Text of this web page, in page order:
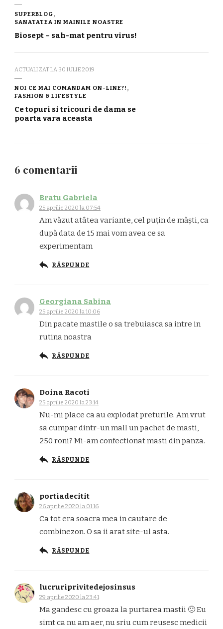
SUPERBLOG
SANATATEA IN MAINILE NOASTRE
Biosept – sah-mat pentru virus!
ACTUALIZAT LA 30 IULIE 2019
NOI CE MAI COMANDAM ON-LINE?!
FASHION & LIFESTYLE
Ce topuri si tricouri de dama se
poarta vara aceasta
6 comentarii
Bratu Gabriela
25 aprilie 2020 la 07:54
Am văzut atâtea variante, cel puțin de măști, ca
după data de 15 mai vom avea ce sa
experimentam
RĂSPUNDE
Georgiana Sabina
25 aprilie 2020 la 10:06
Din pacate mastile o sa trebuiasca sa intre in
rutina noastra
RĂSPUNDE
Doina Racoti
25 aprilie 2020 la 23:14
Nu-mi place ca au explodat preturile. Am vrut
sa cumpar dintr-un mall un pachet de masti,
250 roni? Mi-am confectionat masti din panza.
RĂSPUNDE
portiadecitit
26 aprilie 2020 la 01:16
Ca tot era soacra mea in cautare de
combinezon. O sa ii arat site-ul asta.
RĂSPUNDE
lucruriprivitedejosinsus
29 aprilie 2020 la 23:41
Ma gandesc cu groaza la purtarea mastii 🙁 Eu
simt ca nu am aer, nu sriu cum reusesc medicii